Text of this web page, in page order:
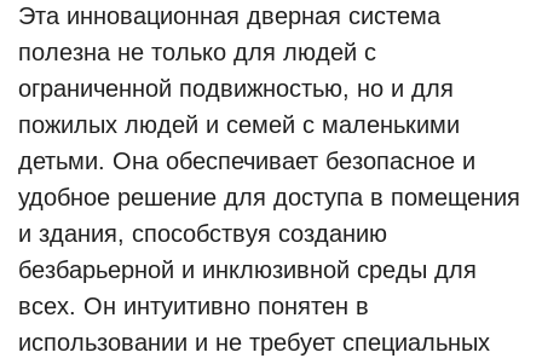
Эта инновационная дверная система
полезна не только для людей с
ограниченной подвижностью, но и для
пожилых людей и семей с маленькими
детьми. Она обеспечивает безопасное и
удобное решение для доступа в помещения
и здания, способствуя созданию
безбарьерной и инклюзивной среды для
всех. Он интуитивно понятен в
использовании и не требует специальных